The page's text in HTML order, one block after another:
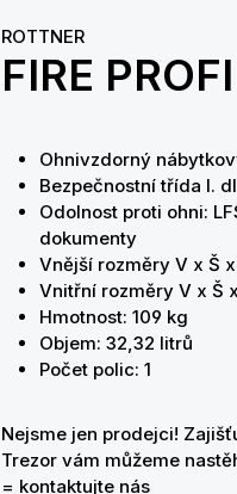
ROTTNER
FIRE
Ohnivzdorný
Bezpečnostní třída I.
Odolnost proti ohni:
dokumenty
Vnější rozměry V x Š
Vnitřní rozměry V x Š
Hmotnost: 109 kg
Objem: 32,32 litrů
Počet polic: 1
Nejsme jen prodejci!
Trezor vám můžeme
= kontaktujte nás